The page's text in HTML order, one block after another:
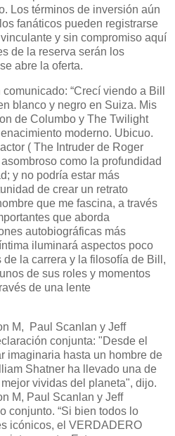
Los términos de inversión aún
fanáticos pueden registrarse
y sin compromiso aquí
de la reserva serán los
abre la oferta.
“Crecí viendo a Bill
blanco y negro en Suiza. Mis
de Columbo y The Twilight
moderno. Ubicuo.
( The Intruder de Roger
como la profundidad
y no podría estar más
de crear un retrato
que me fascina, a través
que aborda
autobiográficas más
iluminará aspectos poco
la carrera y la filosofía de Bill,
de sus roles y momentos
de una lente
M, Paul Scanlan y Jeff
conjunta: "Desde el
imaginaria hasta un hombre de
Shatner ha llevado una de
vividas del planeta", dijo.
M, Paul Scanlan y Jeff
conjunto. “Si bien todos lo
icónicos, el VERDADERO